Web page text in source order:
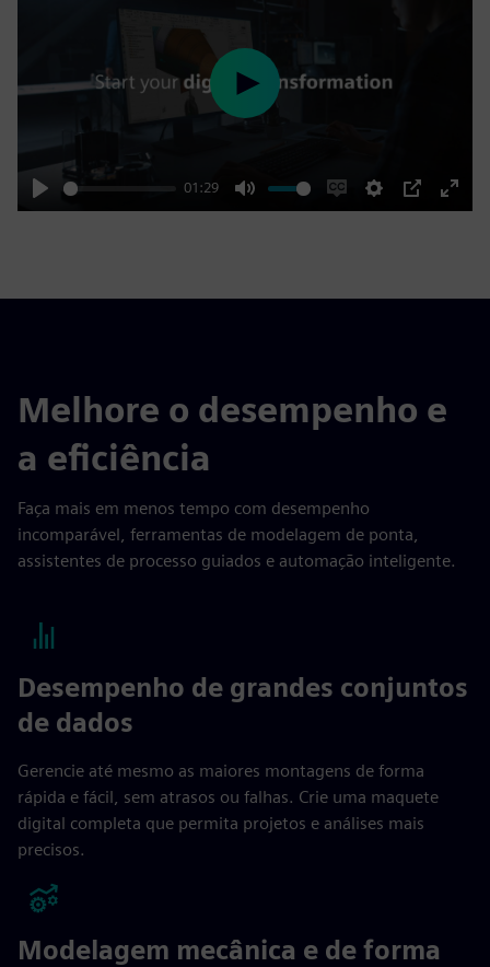
Play
01:29
Mute
EnableSettings
PIP
Enter
Play
Melhore o desempenho e
a eficiência
Faça mais em menos tempo com desempenho
incomparável, ferramentas de modelagem de ponta,
assistentes de processo guiados e automação inteligente.
Desempenho de grandes conjuntos
de dados
Gerencie até mesmo as maiores montagens de forma
rápida e fácil, sem atrasos ou falhas. Crie uma maquete
digital completa que permita projetos e análises mais
precisos.
Modelagem mecânica e de forma